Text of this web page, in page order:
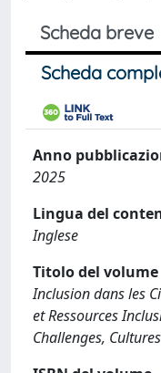
Scheda breve
Scheda
Anno
2025
Lingua del
Inglese
Titolo del volume
Inclusion dans les
et Ressources
Challenges,